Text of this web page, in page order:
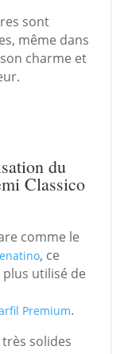
sont
même dans
charme et
du
Classico
comme le
, ce
utilisé de
Premium.
solides